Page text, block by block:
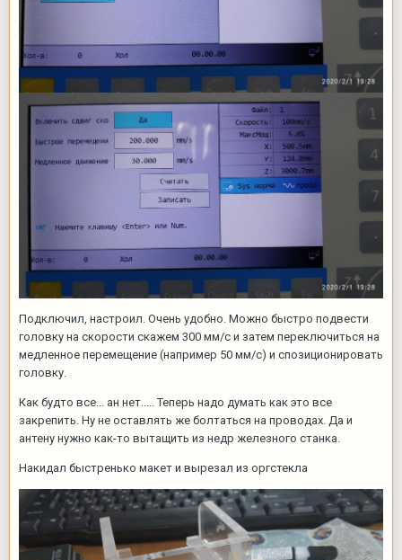
Подключил, настроил. Очень удобно. Можно быстро подвести
головку на скорости скажем 300 мм/с и затем переключиться на
медленное перемещение (например 50 мм/с) и спозиционировать
головку.
Как будто все... ан нет..... Теперь надо думать как это все
закрепить. Ну не оставлять же болтаться на проводах. Да и
антену нужно как-то вытащить из недр железного станка.
Накидал быстренько макет и вырезал из оргстекла